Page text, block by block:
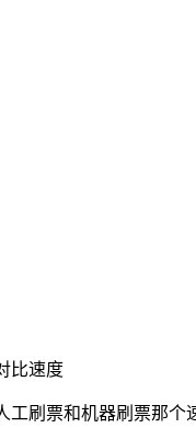
比速度
工刷票和机器刷票那